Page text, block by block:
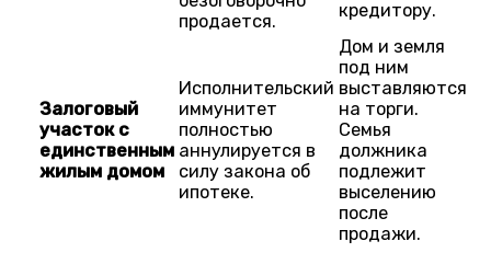
продается.
кредитору.
Залоговый
участок с
единственным
жилым домом
Исполнительский
иммунитет
полностью
аннулируется в
силу закона об
ипотеке.
Дом и земля
под ним
выставляются
на торги.
Семья
должника
подлежит
выселению
после
продажи.